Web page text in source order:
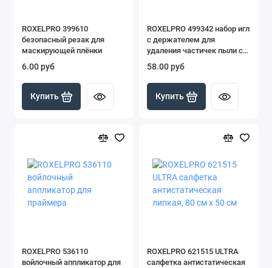
ROXELPRO 399610
безопасный резак для
маскирующей плёнки
6.00 руб
Купить
ROXELPRO 499342 набор игл
с держателем для
удаления частичек пыли с
влажной краски
58.00 руб
Купить
ROXELPRO 536110
войлочный аппликатор для
ROXELPRO 621515 ULTRA
салфетка антистатическая